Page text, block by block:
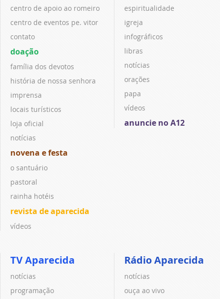
centro de apoio ao romeiro
centro de eventos pe. vitor
contato
doação
família dos devotos
história de nossa senhora
imprensa
locais turísticos
loja oficial
notícias
novena e festa
o santuário
pastoral
rainha hotéis
revista de aparecida
vídeos
espiritualidade
igreja
infográficos
libras
notícias
orações
papa
vídeos
anuncie no A12
TV Aparecida
notícias
programação
Rádio Aparecida
notícias
ouça ao vivo